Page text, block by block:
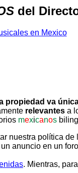
del
propiedad va
relevantes a
mexicanos
nuestra política de
anuncio en un
. Mientras,